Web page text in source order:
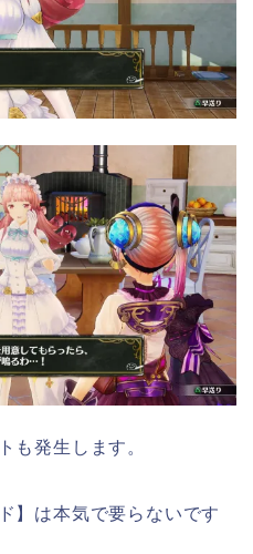
も発生します。
】は本気で要らないです